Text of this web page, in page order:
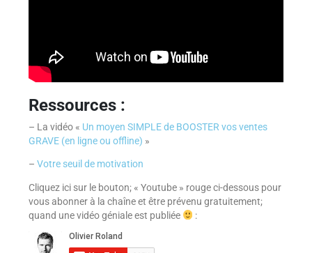
Ressources :
– La vidéo « Un moyen SIMPLE de BOOSTER vos ventes
GRAVE (en ligne ou offline) »
– Votre seuil de motivation
Cliquez ici sur le bouton; « Youtube » rouge ci-dessous pour
vous abonner à la chaîne et être prévenu gratuitement;
quand une vidéo géniale est publiée
: